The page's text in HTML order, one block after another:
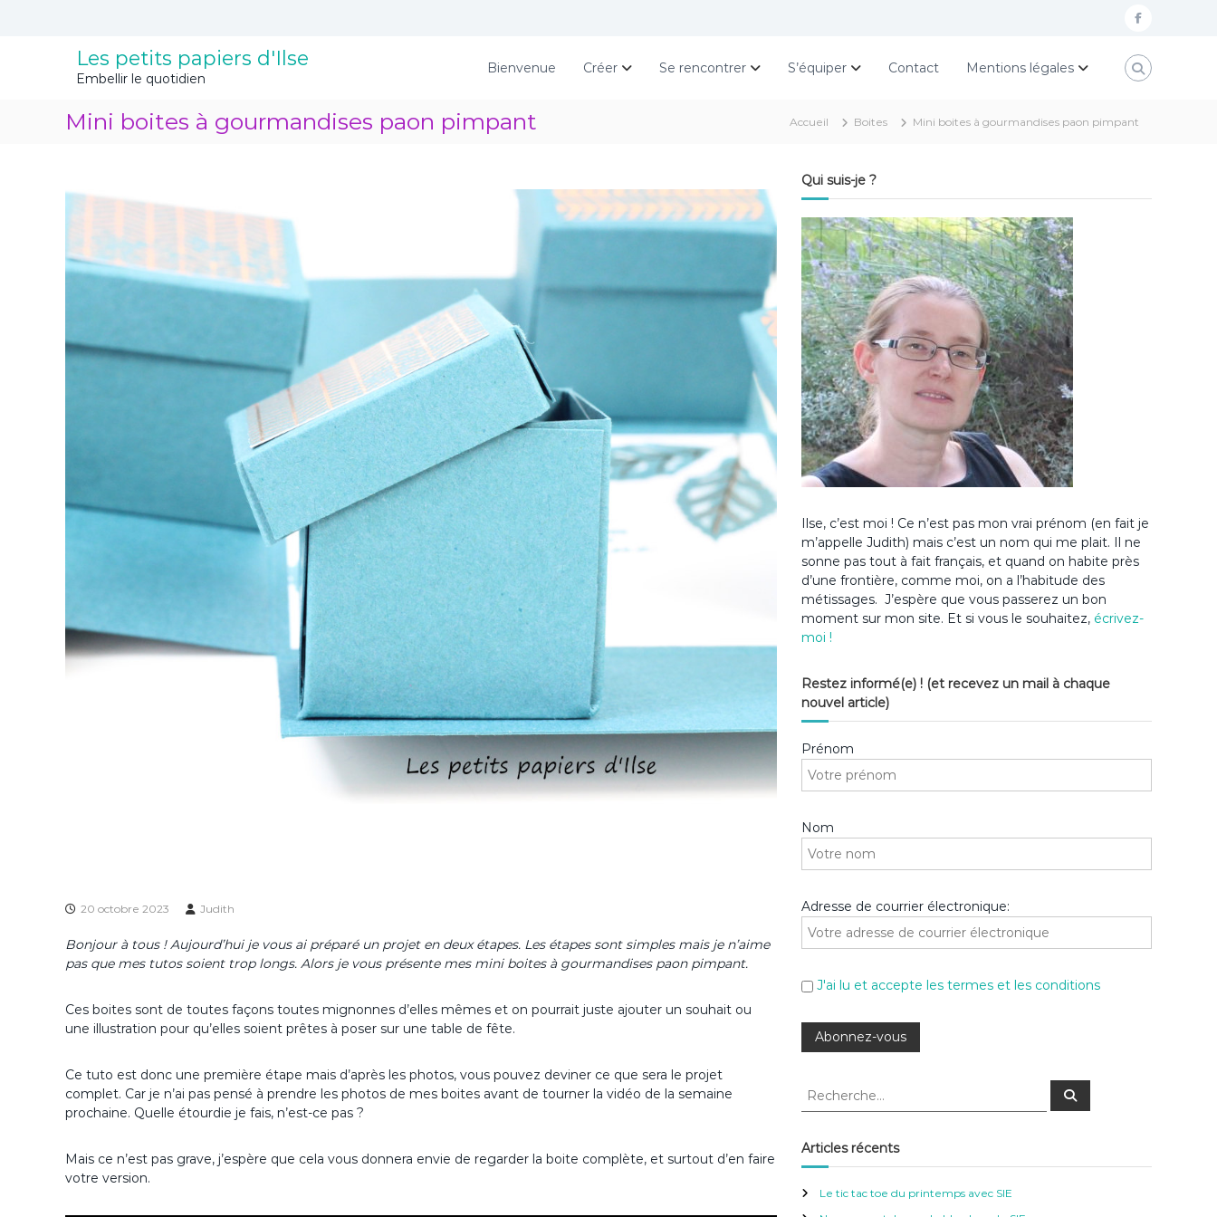
f
c
Les petits papiers d'Ilse
Embellir le quotidien
Bienvenue Créer Se rencontrer S’équiper Contact Mentions légales
Mini boites à gourmandises paon pimpant Accueil Boites Mini boites à gourmandises paon pimpant
20 octobre 2023 Judith
Bonjour à tous ! Aujourd’hui je vous ai préparé un projet en deux étapes. Les étapes sont simples mais je n’aime
pas que mes tutos soient trop longs. Alors je vous présente mes mini boites à gourmandises paon pimpant.
Ces boites sont de toutes façons toutes mignonnes d’elles mêmes et on pourrait juste ajouter un souhait ou
une illustration pour qu’elles soient prêtes à poser sur une table de fête.
Ce tuto est donc une première étape mais d’après les photos, vous pouvez deviner ce que sera le projet
complet. Car je n’ai pas pensé à prendre les photos de mes boites avant de tourner la vidéo de la semaine
prochaine. Quelle étourdie je fais, n’est-ce pas ?
Mais ce n’est pas grave, j’espère que cela vous donnera envie de regarder la boite complète, et surtout d’en faire
votre version.
Qui suis-je ?
Ilse, c’est moi ! Ce n’est pas mon vrai prénom (en fait je
m’appelle Judith) mais c’est un nom qui me plait. Il ne
sonne pas tout à fait français, et quand on habite près
d’une frontière, comme moi, on a l’habitude des
métissages. J’espère que vous passerez un bon
moment sur mon site. Et si vous le souhaitez, écrivez-
moi !
Restez informé(e) ! (et recevez un mail à chaque
nouvel article)
Prénom
Nom
Adresse de courrier électronique:
J'ai lu et accepte les termes et les conditions
R
h
e
c
R
c
Articles récents
Le tic tac toe du printemps avec SIE